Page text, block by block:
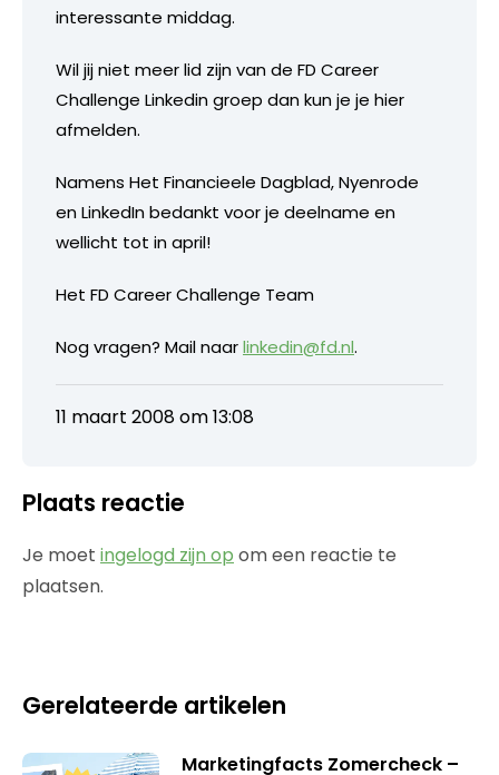
interessante middag.
Wil jij niet meer lid zijn van de FD Career
Challenge Linkedin groep dan kun je je hier
afmelden.
Namens Het Financieele Dagblad, Nyenrode
en LinkedIn bedankt voor je deelname en
wellicht tot in april!
Het FD Career Challenge Team
Nog vragen? Mail naarlinkedin@fd.nl.
11 maart 2008 om 13:08
Plaats reactie
Je moet ingelogd zijn op om een reactie te
plaatsen.
Gerelateerde artikelen
Marketingfacts Zomercheck –